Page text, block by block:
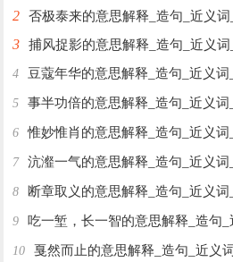
2 否极泰来的意思解释_造句_近义
3 捕风捉影的意思解释_造句_近义
4 豆蔻年华的意思解释_造句_近义
5 事半功倍的意思解释_造句_近义
6 惟妙惟肖的意思解释_造句_近义
7 沆瀣一气的意思解释_造句_近义
8 断章取义的意思解释_造句_近义
9 吃一堑，长一智的意思解释_造句
10 戛然而止的意思解释_造句_近义